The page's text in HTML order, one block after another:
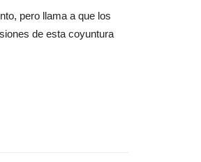
pero llama a que los
de esta coyuntura